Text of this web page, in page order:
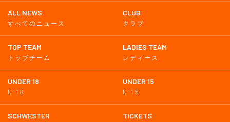
ALL NEWS
すべてのニュース
CLUB
クラブ
TOP TEAM
トップチーム
LADIES TEAM
レディース
UNDER 18
U-18
UNDER 15
U-15
SCHWESTER TICKETS